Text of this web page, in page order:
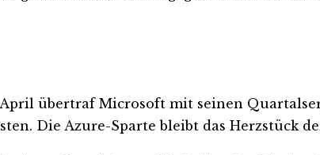
übertraf Microsoft mit seinen
Die Azure-Sparte bleibt das Herzstück